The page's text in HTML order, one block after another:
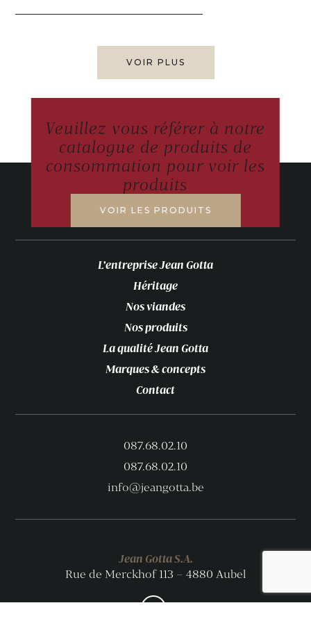
VOIR PLUS
Veuillez vous référer à notre
catalogue de produits de
consommation pour voir les
produits
VOIR LES PRODUITS
L’entreprise Jean Gotta
Héritage
Nos viandes
Nos produits
La qualité Jean Gotta
Marques & concepts
Contact
087.68.02.10
087.68.02.10
info@jeangotta.be
Jean Gotta S.A.
Rue de Merckhof 113 – 4880 Aubel